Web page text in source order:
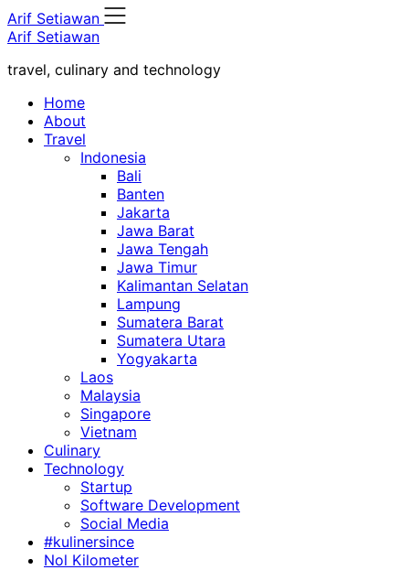
Skip
to
Arif Setiawan
Arif Setiawan
travel, culinary and technology
Home
About
Travel
Indonesia
Bali
Banten
Jakarta
Jawa Barat
Jawa Tengah
Jawa Timur
Kalimantan Selatan
Lampung
Sumatera Barat
Sumatera Utara
Yogyakarta
Laos
Malaysia
Singapore
Vietnam
Culinary
Technology
Startup
Software Development
Social Media
#kulinersince
Nol Kilometer